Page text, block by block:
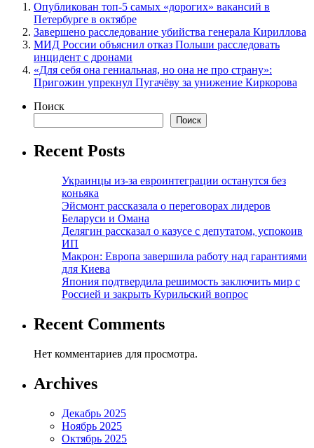
Опубликован топ-5 самых «дорогих» вакансий в
Петербурге в октябре
Завершено расследование убийства генерала Кириллова
МИД России объяснил отказ Польши расследовать
инцидент с дронами
«Для себя она гениальная, но она не про страну»:
Пригожин упрекнул Пугачёву за унижение Киркорова
Поиск
Поиск
Recent Posts
Украинцы из-за евроинтеграции останутся без
коньяка
Эйсмонт рассказала о переговорах лидеров
Беларуси и Омана
Делягин рассказал о казусе с депутатом, успокоив
ИП
Макрон: Европа завершила работу над гарантиями
для Киева
Япония подтвердила решимость заключить мир с
Россией и закрыть Курильский вопрос
Recent Comments
Нет комментариев для просмотра.
Archives
Декабрь 2025
Ноябрь 2025
Октябрь 2025